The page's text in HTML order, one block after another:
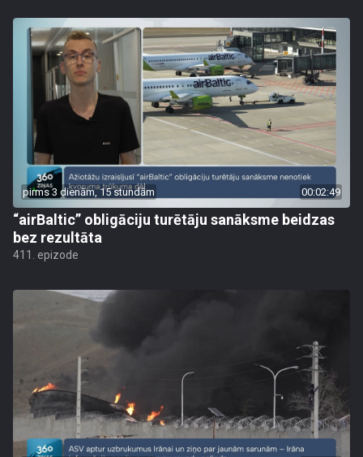
pirms 3 dienām, 15 stundām 00:02:49
“airBaltic” obligāciju turētāju sanāksme beidzas
bez rezultāta
411. epizode